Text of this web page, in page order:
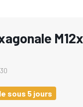
sous 5 jours